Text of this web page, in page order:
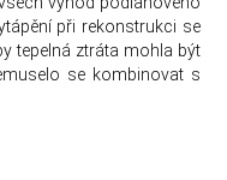
při rekonstrukci se
tepelná ztráta mohla být
se kombinovat s